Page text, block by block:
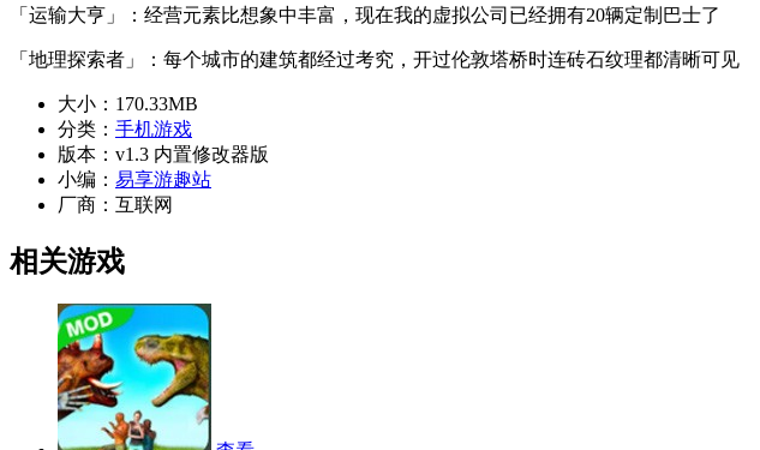
「运输大亨」：经营元素比想象中丰富，现在我的虚拟公司已经拥有20辆定制巴士了
「地理探索者」：每个城市的建筑都经过考究，开过伦敦塔桥时连砖石纹理都清晰可见
大小： 170.33MB
分类： 手机游戏
版本： v1.3 内置修改器版
小编： 易享游趣站
厂商： 互联网
相关游戏